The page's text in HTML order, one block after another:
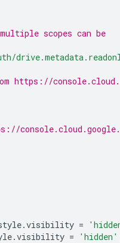
scopes can be
https://
.visibility =
.visibility = 'hidden'